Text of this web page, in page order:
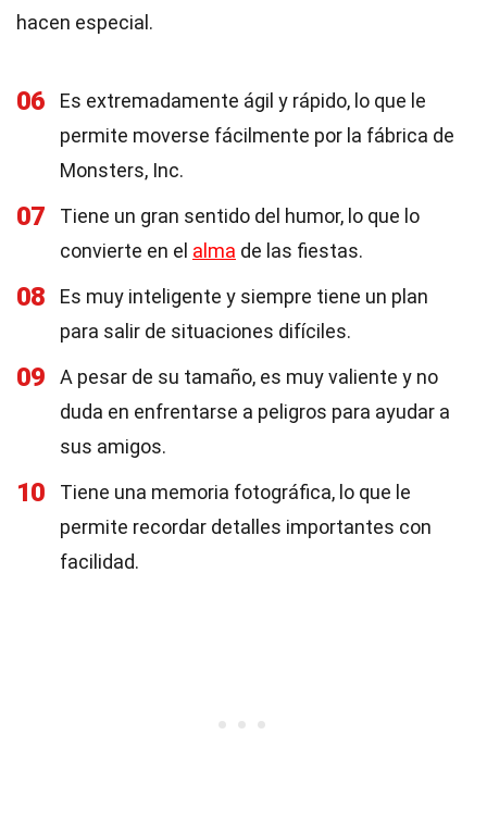
hacen especial.
06
Es extremadamente ágil y rápido, lo que le
permite moverse fácilmente por la fábrica de
Monsters, Inc.
07
Tiene un gran sentido del humor, lo que lo
convierte en el alma de las fiestas.
08
Es muy inteligente y siempre tiene un plan
para salir de situaciones difíciles.
09
A pesar de su tamaño, es muy valiente y no
duda en enfrentarse a peligros para ayudar a
sus amigos.
10
Tiene una memoria fotográfica, lo que le
permite recordar detalles importantes con
facilidad.